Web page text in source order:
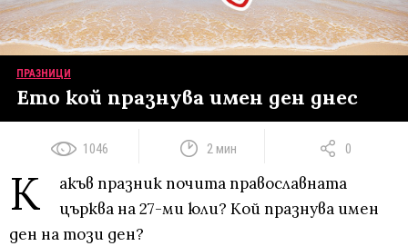
ПРАЗНИЦИ
Ето кой празнува имен ден днес
1046 2 мин 0
К
акъв празник почита православната
църква на 27-ми юли? Кой празнува имен
ден на този ден?